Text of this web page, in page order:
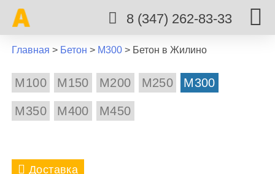
8 (347) 262-83-33
Главная > Бетон > М300 > Бетон в Жилино
М100 М150 М200 М250 М300
Доставка
М350 М400 М450